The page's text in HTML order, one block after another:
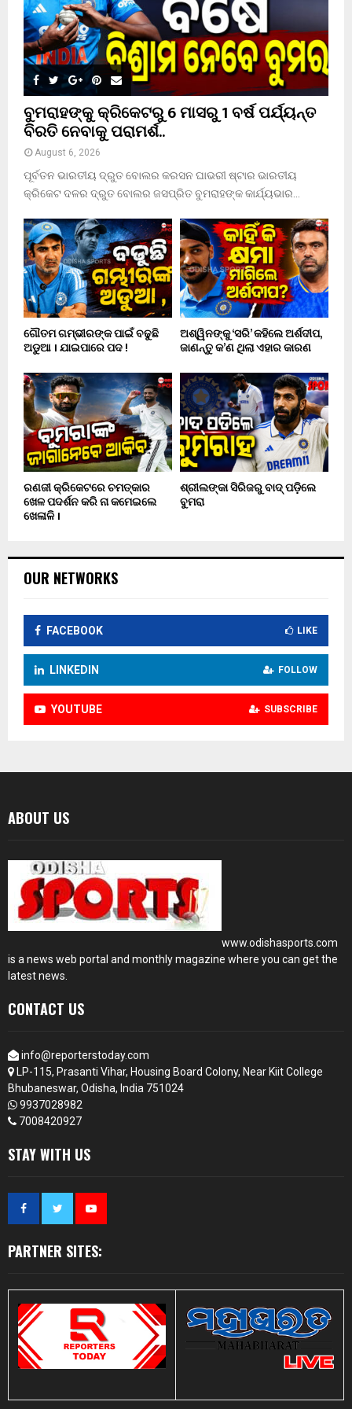
ବୁମରାହଙ୍କୁ କ୍ରିକେଟରୁ 6 ମାସରୁ 1 ବର୍ଷ ପର୍ଯ୍ୟନ୍ତ
ବିରତି ନେବାକୁ ପରାମର୍ଶ..
August 6, 2026
ପୂର୍ବତନ ଭାରତୀୟ ଦ୍ରୁତ ବୋଲର କରସନ ଘାଭରୀ ଷ୍ଟାର ଭାରତୀୟ
କ୍ରିକେଟ ଦଳର ଦ୍ରୁତ ବୋଲର ଜସପ୍ରିତ ବୁମରାହଙ୍କ କାର୍ଯ୍ୟଭାର...
ଗୌତମ ଗମ୍ଭୀରଙ୍କ ପାଇଁ ବଢୁଛି
ଅଡୁଆ । ଯାଇପାରେ ପଦ !
ଅଶ୍ୱିନଙ୍କୁ ‘ସରି’ କହିଲେ ଅର୍ଶଦୀପ,
ଜାଣନ୍ତୁ କ’ଣ ଥିଲା ଏହାର କାରଣ
ରଣଜୀ କ୍ରିକେଟରେ ଚମତ୍କାର
ଖେଳ ପଦର୍ଶନ କରି ନା କମେଇଲେ
ଖେଳାଳି ।
ଶ୍ରୀଲଙ୍କା ସିରିଜରୁ ବାଦ୍ ପଡ଼ିଲେ
ବୁମରା
OUR NETWORKS
FACEBOOK LIKE
LINKEDIN FOLLOW
YOUTUBE SUBSCRIBE
ABOUT US
www.odishasports.com
is a news web portal and monthly magazine where you can get the
latest news.
CONTACT US
info@reporterstoday.com
LP-115, Prasanti Vihar, Housing Board Colony, Near Kiit College
Bhubaneswar, Odisha, India 751024
9937028982
7008420927
STAY WITH US
PARTNER SITES: